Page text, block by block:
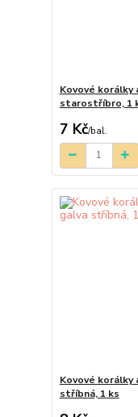
Kovové korálky
starostříbro, 1
7 Kč/bal.
Kovové korálky
stříbná, 1 ks